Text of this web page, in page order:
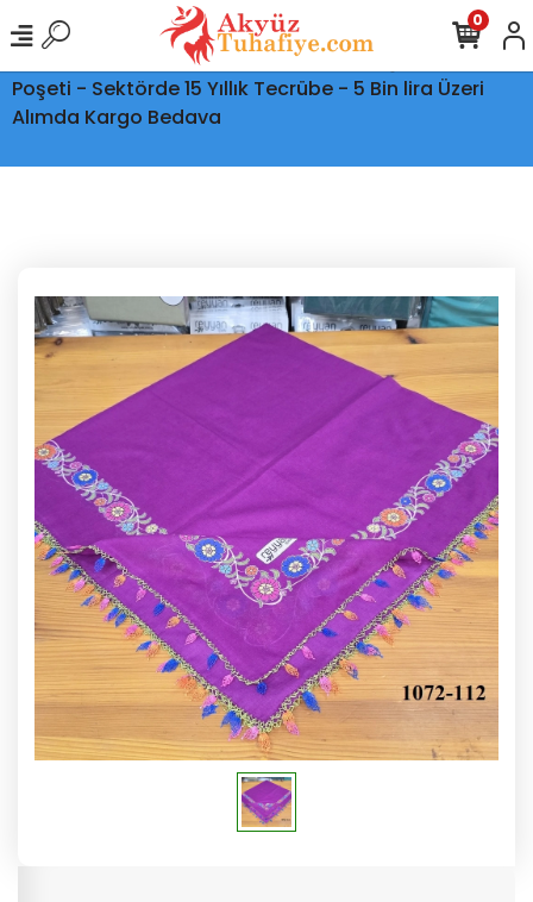
Ptt Kargo İle Tüm Türkiye'ye Teslimat - Şeffaf Kargo
Poşeti - Sektörde 15 Yıllık Tecrübe - 5 Bin lira Üzeri
Alımda Kargo Bedava
0